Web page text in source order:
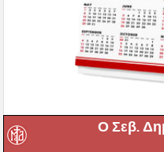
Ο Σεβ.